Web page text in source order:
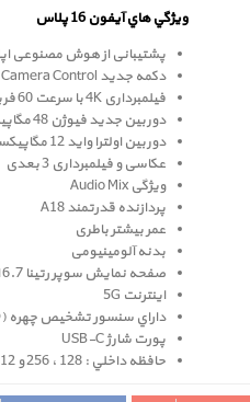
ويژگي هاي آيفون 16 پلاس
پشتیبانی از هوش مصنوعی
دکمه جدید Camera Control
فیلمبرداری 4K با سرعت 60 فریم بر ثانیه
دوربین جدید فیوژن 48 مگاپیکسل
دوربین اولترا واید 12 مگاپیکسل
عکاسی و فیلمبرداری 3 بعدی
ویژگی Audio Mix
پردازنده قدرتمند A18
عمر بیشتر باطری
بدنه آلومینیومی
صفحه نمايش سوپر رتينا 6.7 اينچ
اینترنت 5G
داراي سنسور تشخيص چهره (Face ID)
پورت شارژ USB-C
حافظه داخلي : 128 ، 256 و 512 گيگابايت